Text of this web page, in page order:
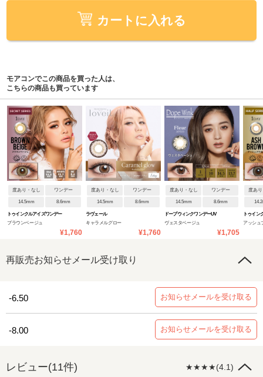
カートに入れる
モアコンでこの商品を買った人は、
こちらの商品も買っています
度あり・なし ワンデー
14.5mm 8.6mm
トゥインクルアイズワンデー
ブラウンベージュ
¥1,760
度あり・なし ワンデー
14.5mm 8.6mm
ラヴェール
キャラメルグロー
¥1,760
度あり・なし ワンデー
14.5mm 8.6mm
ドープウィンクワンデーUV
ヴェスタベージュ
¥1,705
度あ
トゥイン
アッシュ
再販売お知らせメール受け取り
-6.50 お知らせメールを受け取る
-8.00 お知らせメールを受け取る
レビュー(11件) ★★★★(4.1)